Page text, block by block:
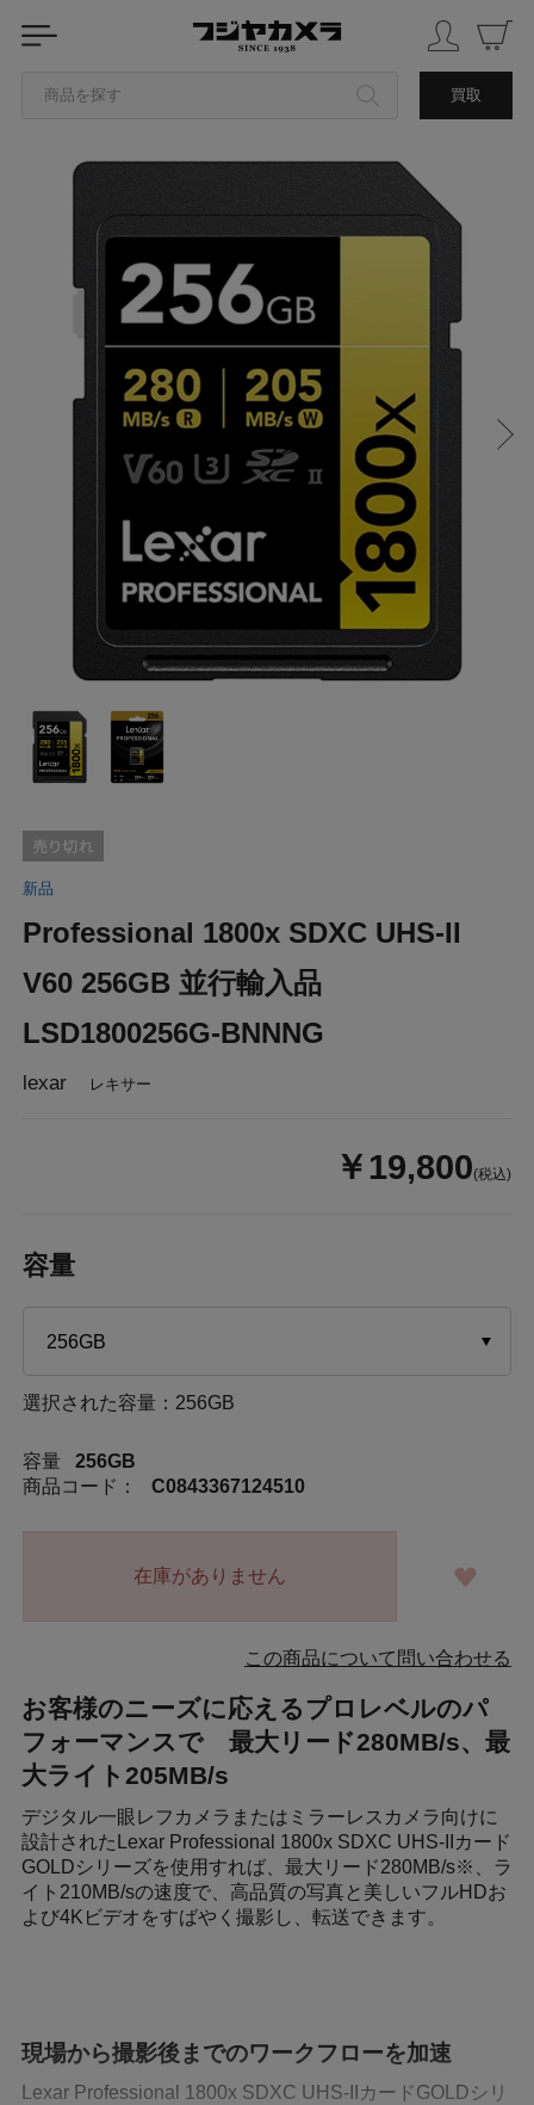
商品を探す 買取
カテゴリから探す
ブランドから探す
中古品を探す
新品
Professional 1800x SDXC UHS-II
V60 256GB 並行輸入品
LSD1800256G-BNNNG
lexar レキサー
￥19,800(税込)
容量
選択された容量：256GB
容量
256GB
商品コード：
C0843367124510
在庫がありません
この商品について問い合わせる
お客様のニーズに応えるプロレベルのパ
フォーマンスで 最大リード280MB/s、最
大ライト205MB/s
デジタル一眼レフカメラまたはミラーレスカメラ向けに
設計されたLexar Professional 1800x SDXC UHS-IIカード
GOLDシリーズを使用すれば、最大リード280MB/s※、ラ
イト210MB/sの速度で、高品質の写真と美しいフルHDお
よび4Kビデオをすばやく撮影し、転送できます。
現場から撮影後までのワークフローを加速
Lexar Professional 1800x SDXC UHS-IIカードGOLDシリ